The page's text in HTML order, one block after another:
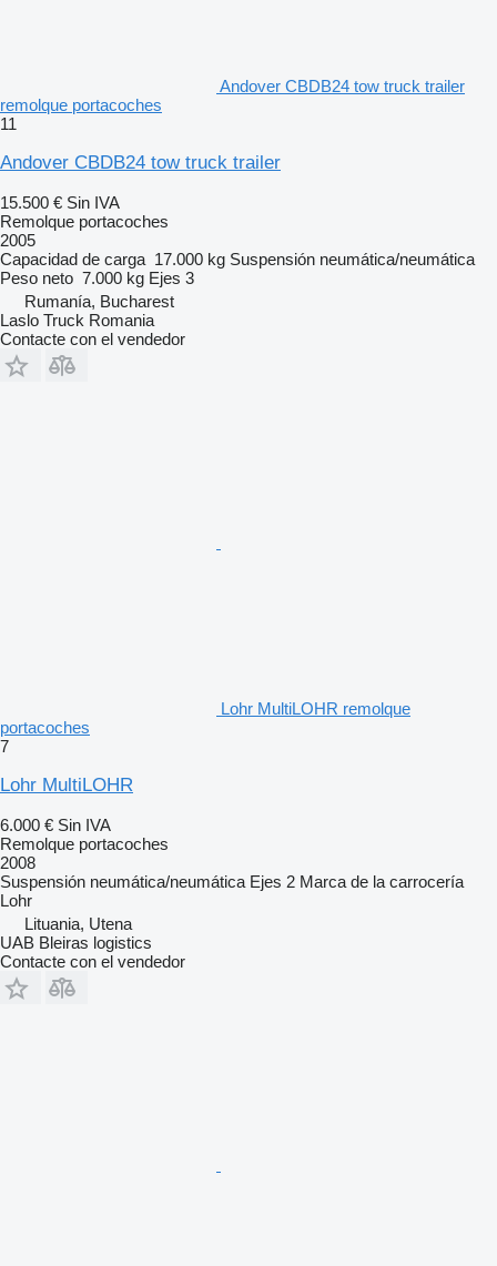
Andover CBDB24 tow truck trailer
remolque portacoches
11
Andover CBDB24 tow truck trailer
15.500 € Sin IVA
Remolque portacoches
2005
Capacidad de carga 17.000 kg Suspensión neumática/neumática
Peso neto 7.000 kg Ejes 3
Rumanía, Bucharest
Laslo Truck Romania
Contacte con el vendedor
Lohr MultiLOHR remolque
portacoches
7
Lohr MultiLOHR
6.000 € Sin IVA
Remolque portacoches
2008
Suspensión neumática/neumática Ejes 2 Marca de la carrocería
Lohr
Lituania, Utena
UAB Bleiras logistics
Contacte con el vendedor